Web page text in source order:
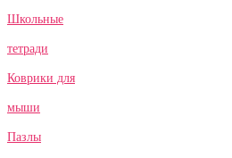
Школьные
тетради
Коврики для
мыши
Пазлы